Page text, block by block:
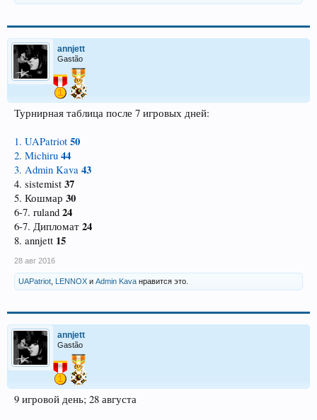
annjett
Gastão
Турнирная таблица после 7 игровых дней:
1. UAPatriot 50
2. Michiru 44
3. Admin Kava 43
4. sistemist 37
5. Кошмар 30
6-7. ruland 24
6-7. Дипломат 24
8. annjett 15
28 авг 2016
UAPatriot LENNOX и Admin Kava нравится это.
annjett
Gastão
9 игровой день; 28 августа